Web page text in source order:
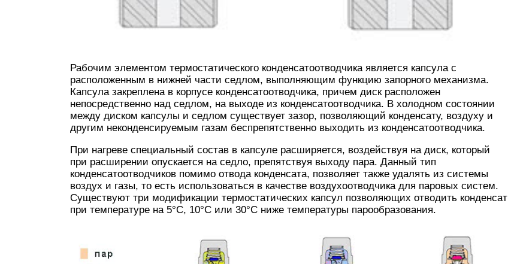
Рабочим элементом термостатического конденсатоотводчика является капсула с
расположенным в нижней части седлом, выполняющим функцию запорного механизма.
Капсула закреплена в корпусе конденсатоотводчика, причем диск расположен
непосредственно над седлом, на выходе из конденсатоотводчика. В холодном состоянии
между диском капсулы и седлом существует зазор, позволяющий конденсату, воздуху и
другим неконденсируемым газам беспрепятственно выходить из конденсатоотводчика.
При нагреве специальный состав в капсуле расширяется, воздействуя на диск, который
при расширении опускается на седло, препятствуя выходу пара. Данный тип
конденсатоотводчиков помимо отвода конденсата, позволяет также удалять из системы
воздух и газы, то есть использоваться в качестве воздухоотводчика для паровых систем.
Существуют три модификации термостатических капсул позволяющих отводить конденсат
при температуре на 5°С, 10°С или 30°С ниже температуры парообразования.